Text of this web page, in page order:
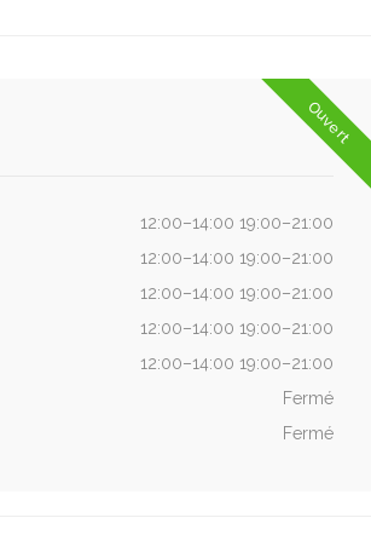
Ouvert
12:00–14:00 19:00–21:00
12:00–14:00 19:00–21:00
12:00–14:00 19:00–21:00
12:00–14:00 19:00–21:00
12:00–14:00 19:00–21:00
Fermé
Fermé